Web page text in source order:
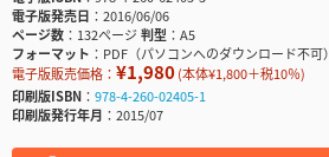
電子版発売日
2016/06/06
ページ数
132ページ判型
A5
フォーマット
PDF（パソコンへのダウンロード不可）
電子版販売価格： ¥1,980(本体¥1,800＋税10％)
印刷版ISBN
978-4-260-02405-1
印刷版発行年月
2015/07